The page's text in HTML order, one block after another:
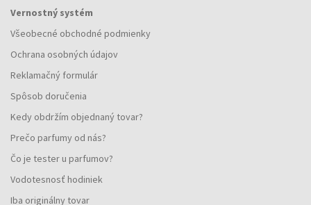
Vernostný systém
Všeobecné obchodné podmienky
Ochrana osobných údajov
Reklamačný formulár
Spôsob doručenia
Kedy obdržím objednaný tovar?
Prečo parfumy od nás?
Čo je tester u parfumov?
Vodotesnosť hodiniek
Iba originálny tovar